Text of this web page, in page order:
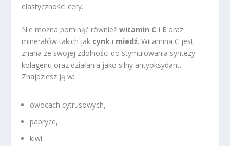
elastyczności cery.
Nie można pominąć równieżwitamin C i E oraz
minerałów takich jak cynk i miedź. Witamina C jest
znana ze swojej zdolności do stymulowania syntezy
kolagenu oraz działania jako silny antyoksydant.
Znajdziesz ją w:
owocach cytrusowych,
papryce,
kiwi.